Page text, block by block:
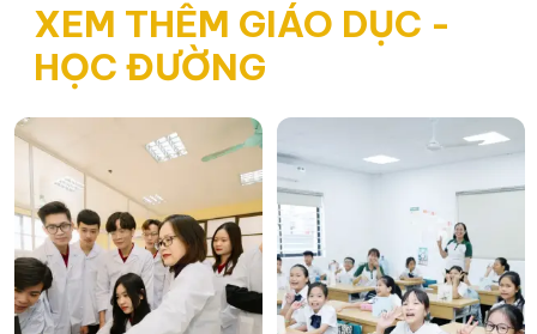
XEM THÊM GIÁO DỤC -
HỌC ĐƯỜNG